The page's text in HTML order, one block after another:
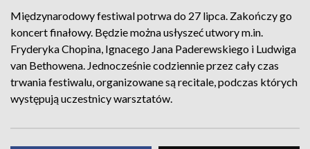
Międzynarodowy festiwal potrwa do 27 lipca. Zakończy go
koncert finałowy. Będzie można usłyszeć utwory m.in.
Fryderyka Chopina, Ignacego Jana Paderewskiego i Ludwiga
van Bethowena. Jednocześnie codziennie przez cały czas
trwania festiwalu, organizowane są recitale, podczas których
występują uczestnicy warsztatów.